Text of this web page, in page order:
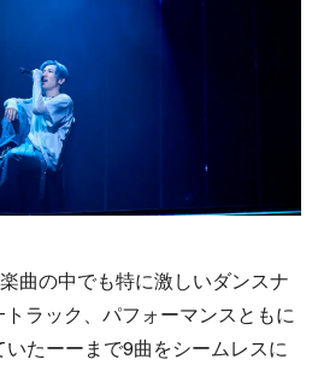
曲の中でも特に激しいダンスナ
ラック、パフォーマンスともに
たーーまで9曲をシームレスに